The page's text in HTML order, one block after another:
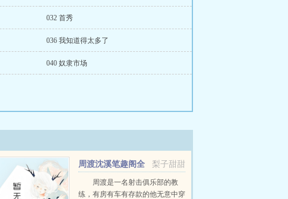
032 首秀
036 我知道得太多了
040 奴隶市场
梨子甜甜
周渡沈溪笔趣阁全
文免费阅读
周渡是一名射击俱乐部的教
练，有房有车有存款的他无意中穿